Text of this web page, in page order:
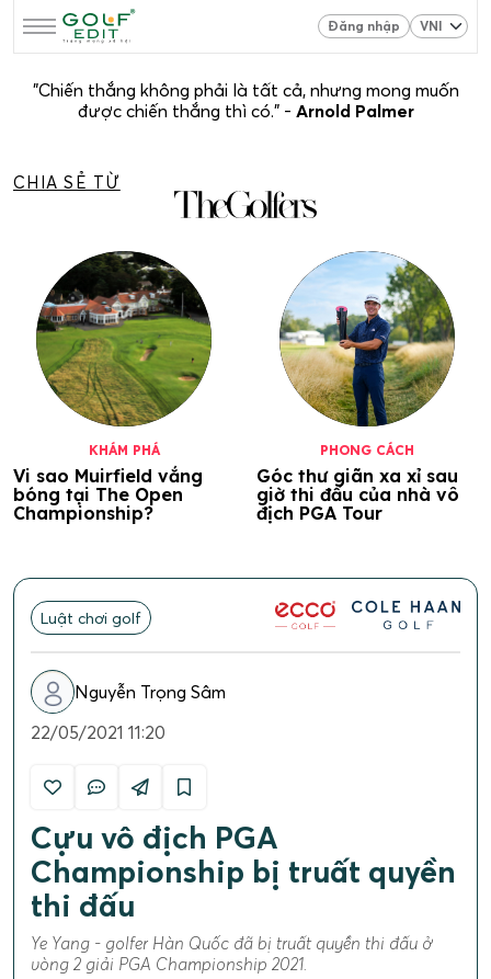
Đăng nhập
"Chiến thắng không phải là tất cả, nhưng mong muốn
được chiến thắng thì có." - Arnold Palmer
CHIA SẺ TỪ
KHÁM PHÁ
Vi sao Muirfield vắng
bóng tại The Open
Championship?
PHONG CÁCH
Góc thư giãn xa xỉ sau
giờ thi đấu của nhà vô
địch PGA Tour
Luật chơi golf
Nguyễn Trọng Sâm
22/05/2021 11:20
Cựu vô địch PGA
Championship bị truất quyền
thi đấu
Ye Yang - golfer Hàn Quốc đã bị truất quyền thi đấu ở
vòng 2 giải PGA Championship 2021.